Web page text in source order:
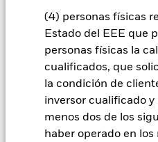
(4) personas físicas
Estado del EEE que
personas físicas la
cualificados, que
la condición de
inversor cualificado y
menos dos de los
haber operado en
calificados por debajo de la
ser más sensibles a estos
con mejor calificación. Las
solvencia potenciales o reales
riesgo. El riesgo de inversión
mercados, países, divisas o
Fondo es más sensible a
económico, de mercado,
sostenibilidad o normativo. El